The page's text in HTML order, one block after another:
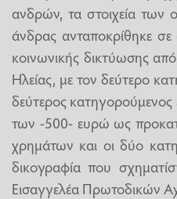
ανδρών, τα στοιχεία των
άνδρας ανταποκρίθηκε
κοινωνικής δικτύωσης
Ηλείας, με τον δεύτερο
δεύτερος κατηγορούμενος
των -500- ευρώ ως
χρημάτων και οι δύο
δικογραφία που
Εισαγγελέα Πρωτοδικών